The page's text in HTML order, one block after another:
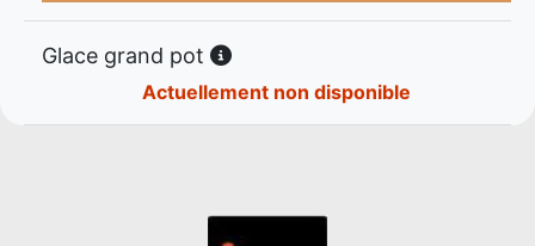
Glace grand pot
Actuellement non disponible